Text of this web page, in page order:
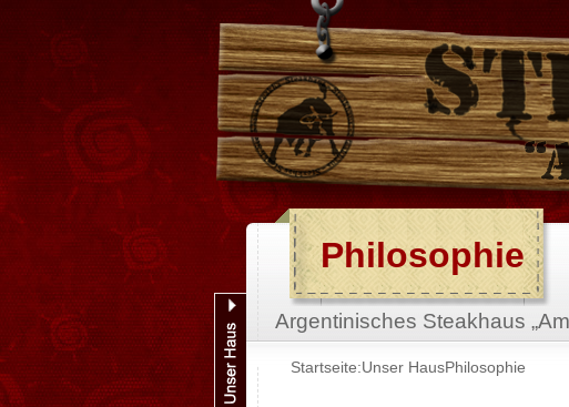
Startseite:Unser HausPhilosophie
Philosophie
Argentinisches Steakhaus